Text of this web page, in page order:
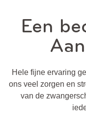
Een
Hele fijne ervaring
ons veel zorgen en
van de